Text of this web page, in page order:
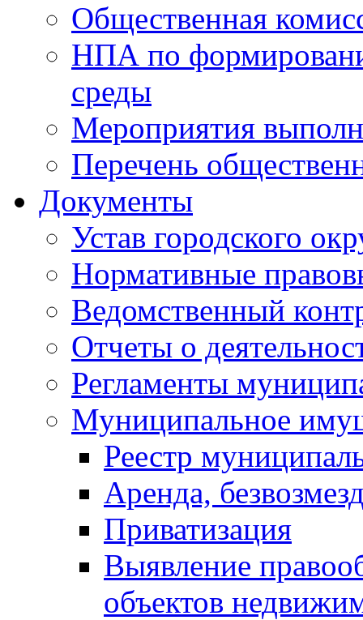
Общественная
НПА по
среды
Мероприятия
Перечень
Документы
Устав городского
Нормативные
Ведомственный
Отчеты о
Регламенты
Муниципальное
Реестр
Аренда,
Приватизация
Выявление
объектов